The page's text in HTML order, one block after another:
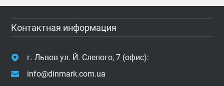
Контактная информация
г. Львов ул. Й. Слепого, 7 (офис):
info@dinmark.com.ua